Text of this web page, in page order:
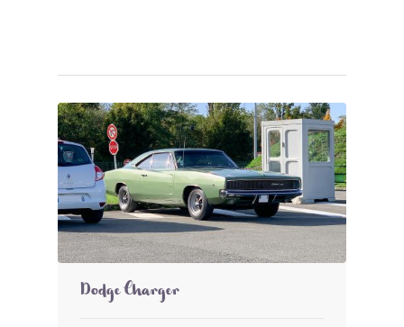
Dodge Charger